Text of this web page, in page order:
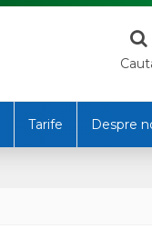
Tarife Despre